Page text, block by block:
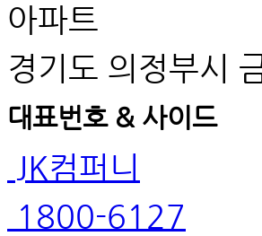
아파트
경기도 의정부시
대표번호 & 사이드
JK컴퍼니
1800-6127